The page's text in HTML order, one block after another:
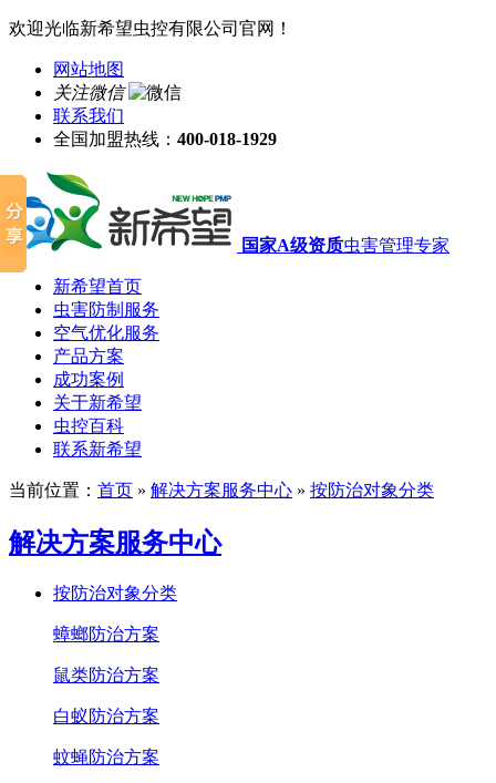
欢迎光临新希望虫控有限公司官网！
网站地图
关注微信
联系我们
全国加盟热线： 400-018-1929
国家A级资质虫害管理专家
新希望首页
虫害防制服务
空气优化服务
产品方案
成功案例
关于新希望
虫控百科
联系新希望
当前位置： 首页 » 解决方案服务中心 » 按防治对象分类
解决方案服务中心
按防治对象分类
蟑螂防治方案
鼠类防治方案
白蚁防治方案
蚊蝇防治方案